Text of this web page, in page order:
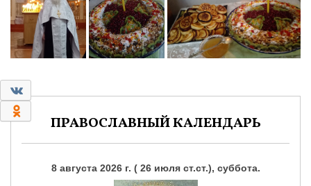
ПРАВОСЛАВНЫЙ КАЛЕНДАРЬ
8 августа 2026 г. ( 26 июля ст.ст.), суббота.